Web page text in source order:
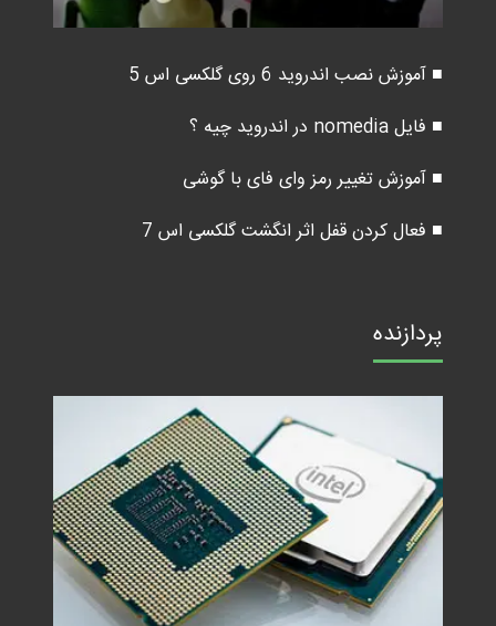
■ آموزش نصب اندروید 6 روی گلکسی اس 5
■ فایل nomedia در اندروید چیه ؟
■ آموزش تغییر رمز وای فای با گوشی
■ فعال کردن قفل اثر انگشت گلکسی اس 7
پردازنده